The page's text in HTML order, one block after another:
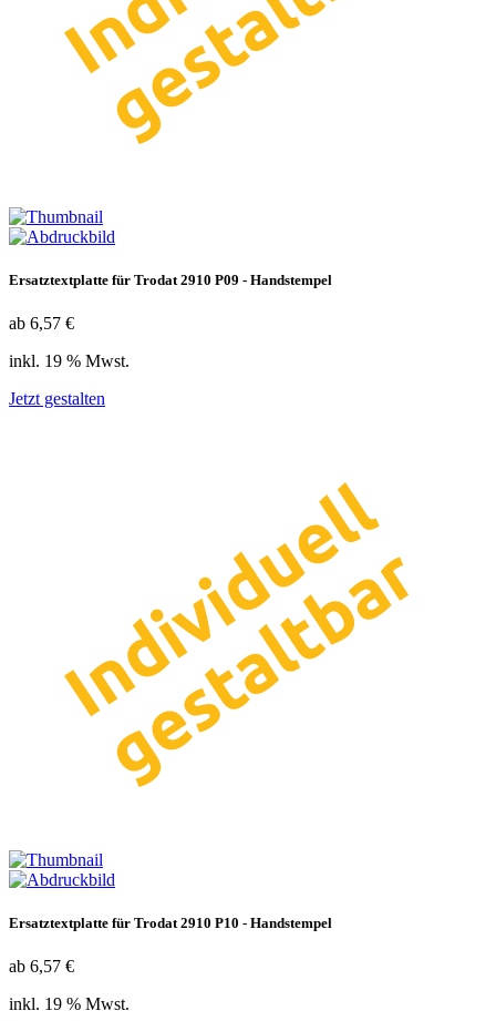
Ersatztextplatte für Trodat 2910 P09 - Handstempel
ab 6,57 €
inkl. 19 % Mwst.
Jetzt gestalten
Ersatztextplatte für Trodat 2910 P10 - Handstempel
ab 6,57 €
inkl. 19 % Mwst.